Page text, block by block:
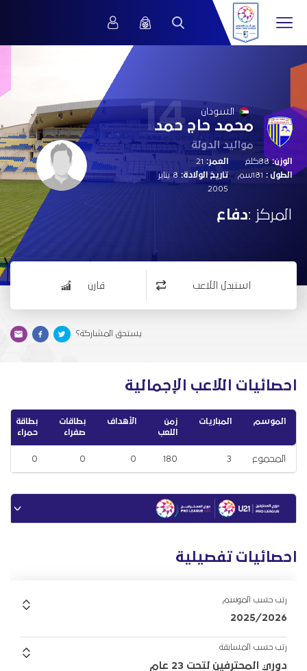
14 السودان
محمد حاج حمد
مواليد الدولة
الوزن:88كلغ
الطول :
العمر:
تاريخ الولادة:
8 يناير
2005
المركز :دفاع
استبدل اللاعب قارن
يستحق المشاركة؟
احصائيات اللاعب الإجمالية
الموسم المباريات
زمن
اللعب
الأهداف
بطاقات
صفراء
بطاقة
حمراء
المجموع 3
180
0
0
0
احصائيات تفصيلية
رتب حسب الموسم
2025/2026
رتب حسب المسابقة
دوري المحترفين لتحت 23 عام